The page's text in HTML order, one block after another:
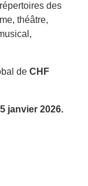
des
théâtre,
de CHF
janvier 2026.